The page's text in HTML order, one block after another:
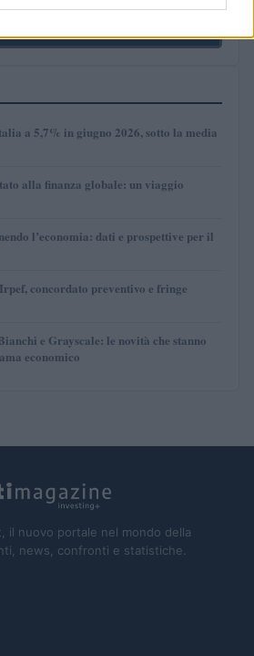
$2,036.25
a 5,7% in giugno 2026, sotto la media
alla finanza globale: un viaggio
l’economia: dati e prospettive per il
concordato preventivo e fringe
e Grayscale: le novità che stanno
economico
il nuovo portale nel mondo della
news, confronti e statistiche.